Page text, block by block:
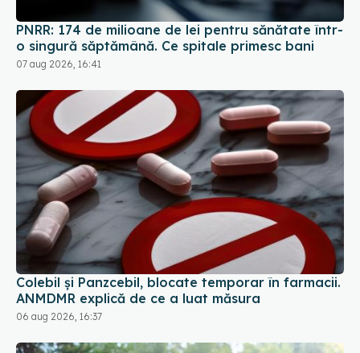
PNRR: 174 de milioane de lei pentru sănătate într-
o singură săptămână. Ce spitale primesc bani
07 aug 2026, 16:41
Colebil și Panzcebil, blocate temporar în farmacii.
ANMDMR explică de ce a luat măsura
06 aug 2026, 16:37